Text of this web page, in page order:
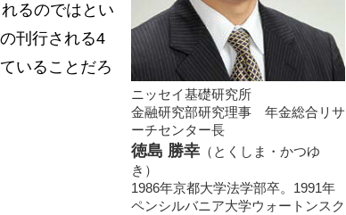
ニッセイ基礎研究所
金融研究部研究理事 年金総合リサ
ーチセンター長
徳島 勝幸（とくしま・かつゆ
き）
1986年京都大学法学部卒。1991年
ペンシルバニア大学ウォートンスク
るのではとい
刊行される4
いることだろ